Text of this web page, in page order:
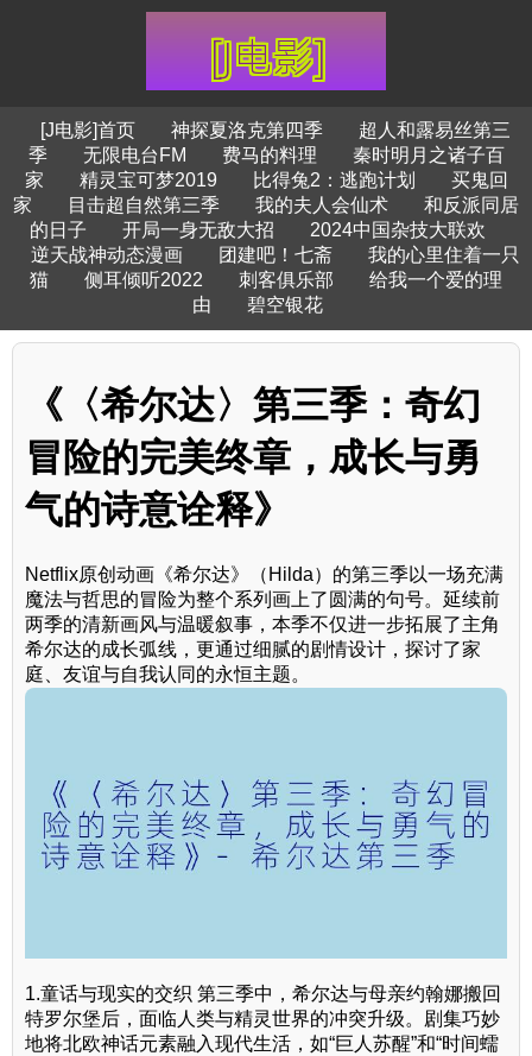
[J电影]首页 神探夏洛克第四季
超人和露易丝第三
季
无限电台FM 费马的料理
秦时明月之诸子百
家
精灵宝可梦2019 比得兔2：逃跑计划
买鬼回
家
目击超自然第三季 我的夫人会仙术
和反派同居
的日子
开局一身无敌大招
2024中国杂技大联欢
逆天战神动态漫画
团建吧！七斋
我的心里住着一只
猫
侧耳倾听2022 刺客俱乐部
给我一个爱的理
由
碧空银花
《〈希尔达〉第三季：奇幻
冒险的完美终章，成长与勇
气的诗意诠释》
Netflix原创动画《希尔达》（Hilda）的第三季以一场充满
魔法与哲思的冒险为整个系列画上了圆满的句号。延续前
两季的清新画风与温暖叙事，本季不仅进一步拓展了主角
希尔达的成长弧线，更通过细腻的剧情设计，探讨了家
庭、友谊与自我认同的永恒主题。
1.童话与现实的交织 第三季中，希尔达与母亲约翰娜搬回
特罗尔堡后，面临人类与精灵世界的冲突升级。剧集巧妙
地将北欧神话元素融入现代生活，如“巨人苏醒”和“时间蠕